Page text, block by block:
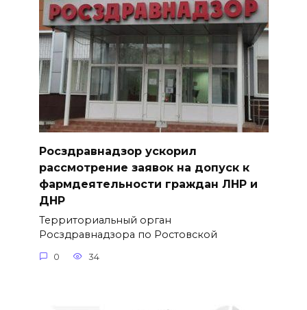
Росздравнадзор ускорил
рассмотрение заявок на допуск к
фармдеятельности граждан ЛНР и
ДНР
Территориальный орган
Росздравнадзора по Ростовской
0 34